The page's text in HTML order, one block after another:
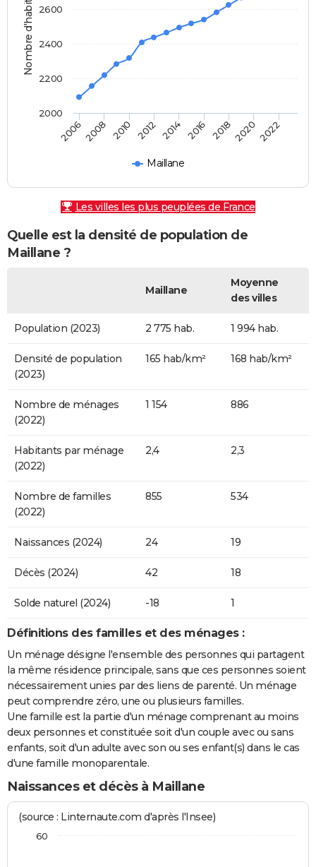
Nombre d'habitants
Maillane
20062008 2010 2012 2014 2016 201820202022
2000
2200
2400
2600
Les villes les plus peuplées de France
Quelle est la densité de population de
Maillane ?
Maillane
Moyenne
des villes
Population (2023) 2 775 hab. 1 994 hab.
Densité de population
(2023)
165 hab/km² 168 hab/km²
Nombre de ménages
(2022)
1 154 886
Habitants par ménage
(2022)
2,4 2,3
Nombre de familles
(2022)
855 534
Naissances (2024) 24 19
Décès (2024) 42 18
Solde naturel (2024) -18 1
Définitions des familles et des ménages :
Un ménage désigne l'ensemble des personnes qui partagent
la même résidence principale, sans que ces personnes soient
nécessairement unies par des liens de parenté. Un ménage
peut comprendre zéro, une ou plusieurs familles.
Une famille est la partie d'un ménage comprenant au moins
deux personnes et constituée soit d'un couple avec ou sans
enfants, soit d'un adulte avec son ou ses enfant(s) dans le cas
d'une famille monoparentale.
Naissances et décès à Maillane
(source : Linternaute.com d'après l'Insee)
60